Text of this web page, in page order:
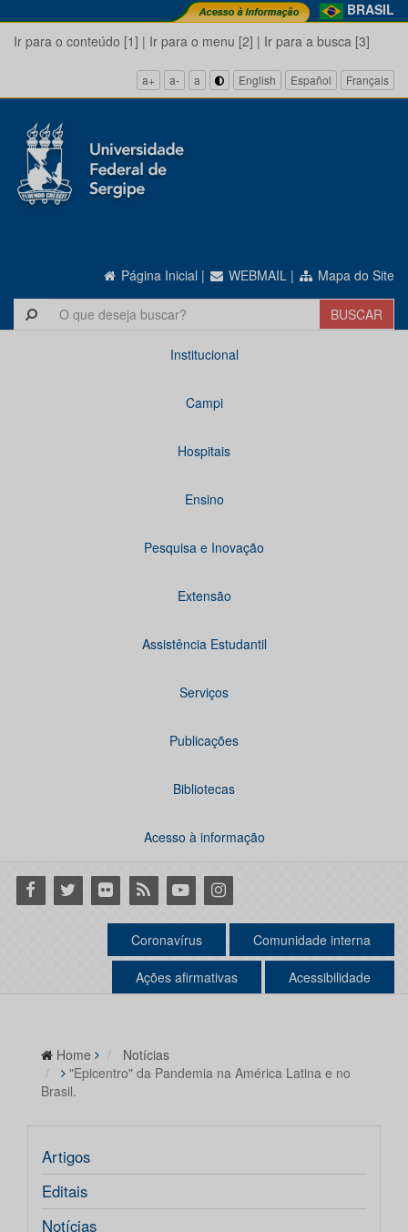
BRASIL
Ir para o conteúdo [1] | Ir para o menu [2] | Ir para a busca [3]
a+ a- a English Español Français
Página Inicial | WEBMAIL | Mapa do Site
Institucional
Campi
Hospitais
Ensino
Pesquisa e Inovação
Extensão
Assistência Estudantil
Serviços
Publicações
Bibliotecas
Acesso à informação
Facebook
Twitter Flickr RSS YoutubeInstagram
Coronavírus Comunidade interna
Ações afirmativas Acessibilidade
Home
Notícias
"Epicentro" da Pandemia na América Latina e no
Brasil.
Artigos
Editais
Notícias